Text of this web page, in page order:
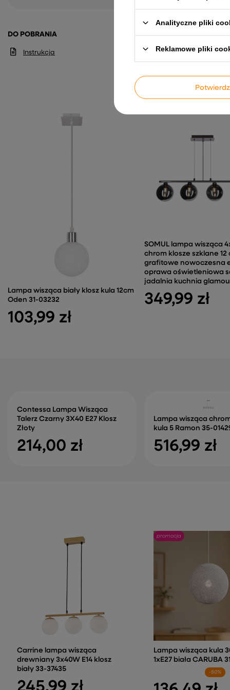
DO POBRANIA
Instrukcja
Lampa wisząca biały klosz kula 12cm
Oden 31-03232
103,99 zł
SOMUL lampa wisząca
chrom klosze szklane 12
grafitowe nowoczesna
oprawa oświetleniowa
jadalnia kuchnia
349,99 zł
Contessa Lampa Wisząca
Talerz Czarny 3X40 E27 Klosz
Złoty
214,00 zł
Lampa wisząca
kula 5 Ramon 35-
516,99 zł
Carrine lampa wisząca
drewniany 3x40W E14 klosz
biały 33-37435
promocja
Lampa wisząca kula
1xE27 biała CARUBA
-50%
Analityczne pliki
Reklamowe pliki